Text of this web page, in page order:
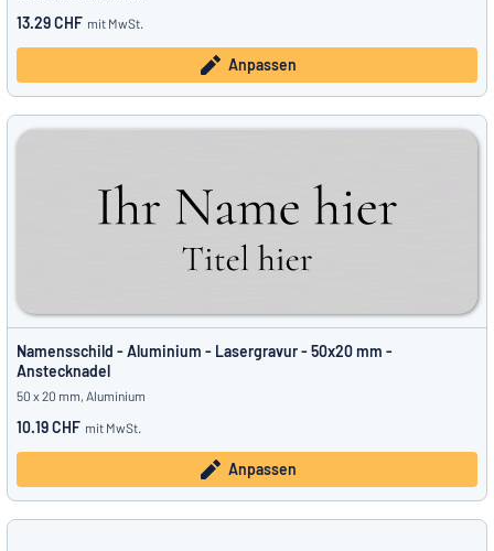
13.29 CHF mit MwSt.
Anpassen
Namensschild - Aluminium - Lasergravur - 50x20 mm -
Anstecknadel
50 x 20 mm, Aluminium
10.19 CHF mit MwSt.
Anpassen